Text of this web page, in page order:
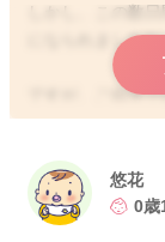
しかし、この数
になられましたね
ですが、ご自宅
ることもありま
現在、授乳回数
悠花
0歳